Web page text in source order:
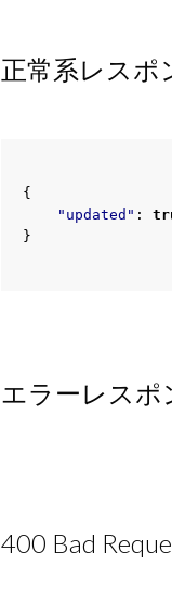
正常系レスポ
{
"updated" :
}
エラーレスポ
400 Bad